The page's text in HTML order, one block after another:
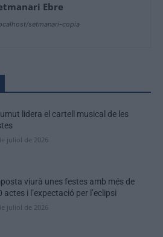
Ebre
setmanari-copia
lidera el cartell musical de les
juliol de 2026
viurà unes festes amb més de
actes i l’expectació per l’eclipsi
juliol de 2026